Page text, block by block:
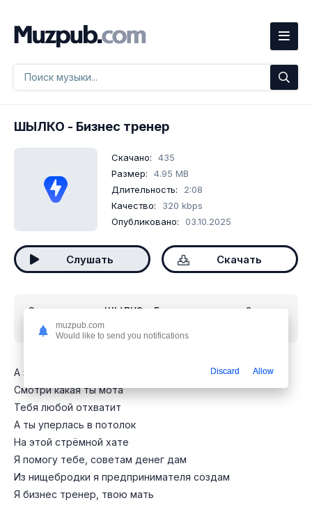
ШЫЛКО - Бизнес тренер
Скачано:
435
Размер:
4.95 MB
Длительность:
2:08
Качество:
320 kbps
Опубликовано:
03.10.2025
Слушать Скачать
Скачать песню ШЫЛКО - Бизнес тренер
mp3
бесплатно
А за окошком небо, ай
Смотри какая ты мота
Тебя любой отхватит
А ты уперлась в потолок
На этой стрёмной хате
Я помогу тебе, советам денег дам
Из нищебродки я предпринимателя создам
Я бизнес тренер, твою мать
muzpub.com
Would like to send you notifications
Discard Allow